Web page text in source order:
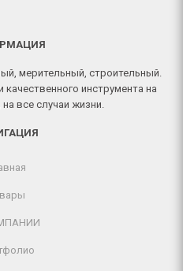
мерительный, строительный.
инструмента на
все случаи жизни.